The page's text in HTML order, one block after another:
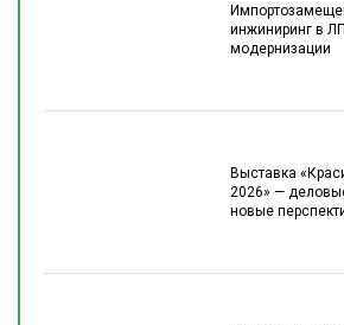
инжиниринг в
модернизации
Выставка
2026» —
новые